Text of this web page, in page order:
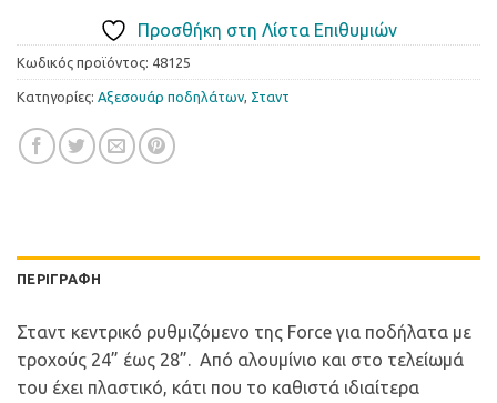
Προσθήκη στη Λίστα Επιθυμιών
Κωδικός προϊόντος: 48125
Κατηγορίες: Αξεσουάρ ποδηλάτων, Σταντ
ΠΕΡΙΓΡΑΦΉ
Σταντ κεντρικό ρυθμιζόμενο της Force για ποδήλατα με
τροχούς 24” έως 28”. Από αλουμίνιο και στο τελείωμά
του έχει πλαστικό, κάτι που το καθιστά ιδιαίτερα